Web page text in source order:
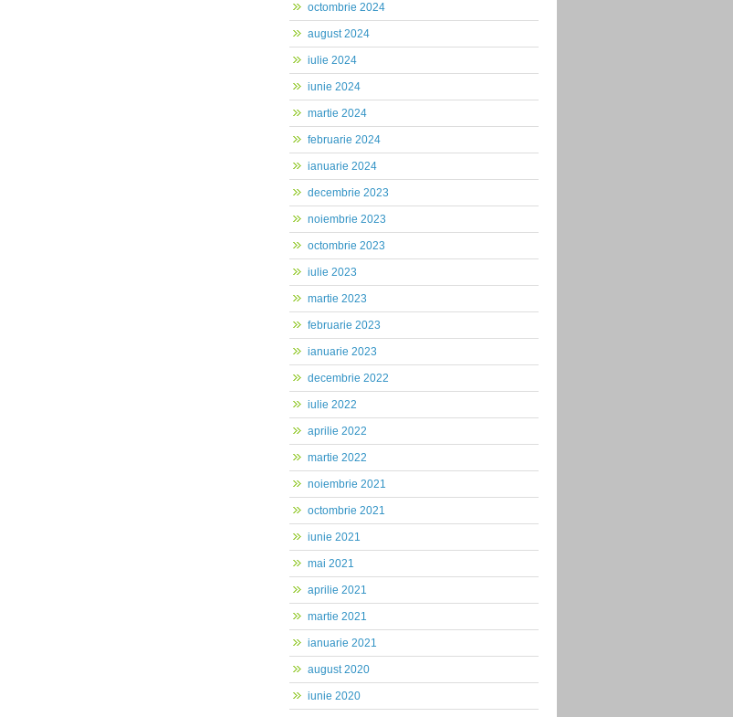
octombrie 2024
august 2024
iulie 2024
iunie 2024
martie 2024
februarie 2024
ianuarie 2024
decembrie 2023
noiembrie 2023
octombrie 2023
iulie 2023
martie 2023
februarie 2023
ianuarie 2023
decembrie 2022
iulie 2022
aprilie 2022
martie 2022
noiembrie 2021
octombrie 2021
iunie 2021
mai 2021
aprilie 2021
martie 2021
ianuarie 2021
august 2020
iunie 2020